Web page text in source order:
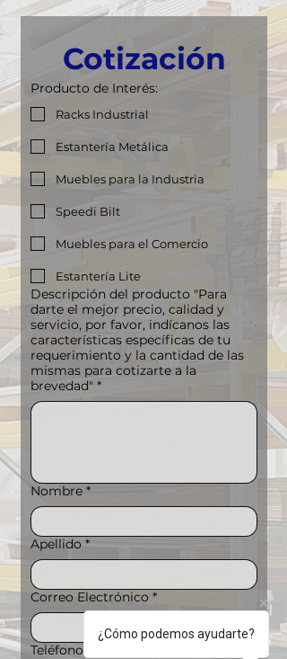
Cotización
Producto de Interés:
Racks Industrial
Estantería Metálica
Muebles para la Industria
Speedi Bilt
Muebles para el Comercio
Estantería Lite
Descripción del producto "Para
darte el mejor precio, calidad y
servicio, por favor, indícanos las
características específicas de tu
requerimiento y la cantidad de las
mismas para cotizarte a la
brevedad" *
Nombre *
Apellido *
Correo Electrónico *
Teléfono
¿Cómo podemos ayudarte?